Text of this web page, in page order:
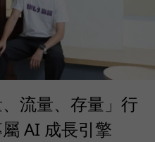
流量、存量」行
AI 成長引擎